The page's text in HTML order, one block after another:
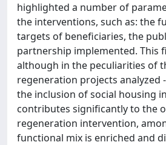
highlighted a number of
the interventions, such as: the
targets of beneficiaries, the
partnership implemented. This
although in the peculiarities of
regeneration projects analyzed
the inclusion of social housing
contributes significantly to the
regeneration intervention,
functional mix is enriched and